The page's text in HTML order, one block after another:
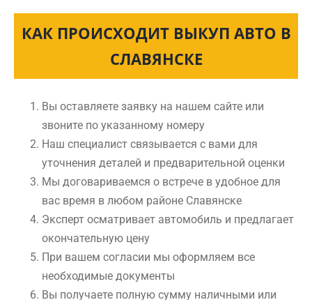
КАК ПРОИСХОДИТ ВЫКУП АВТО В
СЛАВЯНСКЕ
Вы оставляете заявку на нашем сайте или
звоните по указанному номеру
Наш специалист связывается с вами для
уточнения деталей и предварительной оценки
Мы договариваемся о встрече в удобное для
вас время в любом районе Славянске
Эксперт осматривает автомобиль и предлагает
окончательную цену
При вашем согласии мы оформляем все
необходимые документы
Вы получаете полную сумму наличными или